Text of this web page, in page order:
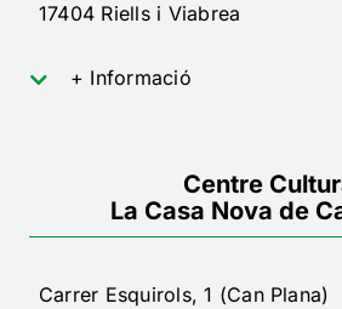
17404 Riells i Viabrea
+ Informació
Centre
La Casa Nova de
Carrer Esquirols, 1 (Can Plana)